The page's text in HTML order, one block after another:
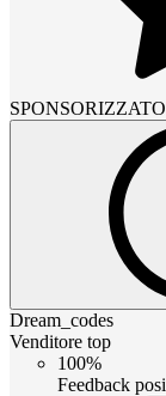
SPONSORIZZATO
Dream_codes
Venditore top
100%
Feedback